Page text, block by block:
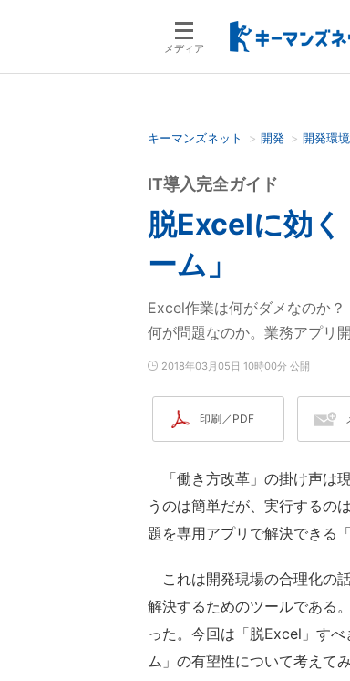
メディア
検索語を入力してくださ
キーマンズネット 開発 開発環
脱Excelに効
ーム」
IT導入完全ガイド
Excel作業は何がダメなのか
何が問題なのか。業務アプリ
2018年03月05日 10時00分 公開
印刷／PDF
「働き方改革」の掛け声は
うのは簡単だが、実行するの
題を専用アプリで解決できる
これは開発現場の合理化の
解決するためのツールである
った。今回は「脱Excel」す
ム」の有望性について考えてみ